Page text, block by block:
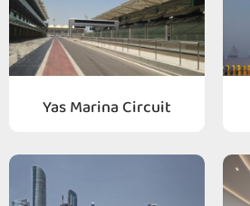
Yas Marina Circuit